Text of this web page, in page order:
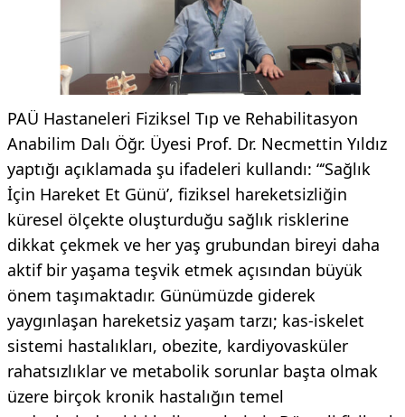
PAÜ Hastaneleri Fiziksel Tıp ve Rehabilitasyon
Anabilim Dalı Öğr. Üyesi Prof. Dr. Necmettin Yıldız
yaptığı açıklamada şu ifadeleri kullandı: “‘Sağlık
İçin Hareket Et Günü’, fiziksel hareketsizliğin
küresel ölçekte oluşturduğu sağlık risklerine
dikkat çekmek ve her yaş grubundan bireyi daha
aktif bir yaşama teşvik etmek açısından büyük
önem taşımaktadır. Günümüzde giderek
yaygınlaşan hareketsiz yaşam tarzı; kas-iskelet
sistemi hastalıkları, obezite, kardiyovasküler
rahatsızlıklar ve metabolik sorunlar başta olmak
üzere birçok kronik hastalığın temel